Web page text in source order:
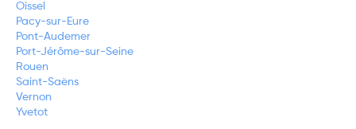
Oissel
Pacy-sur-Eure
Pont-Audemer
Port-Jérôme-sur-Seine
Rouen
Saint-Saëns
Vernon
Yvetot